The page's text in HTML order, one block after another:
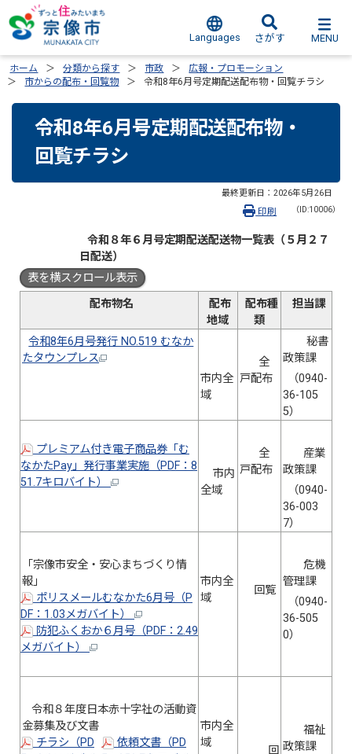
Languages さがす MENU
ホーム 分類から探す 市政
広報・プロモーション
市からの配布・回覧物
令和8年6月号定期配送配布物・回覧チラシ
令和8年6月号定期配送配布物・
回覧チラシ
最終更新日： 2026年5月26日
（ID:10006）
印刷
令和８年６月号定期配送配送物一覧表（５月２７
日配送）
表を横スクロール表示
配布物名
配布
地域
配布種
類
担当課
令和8年6月号発行 NO.519 むなか
たタウンプレス
市内全
域
全
戸配布
秘書
政策課
（0940-
36-105
5）
プレミアム付き電子商品券「む
なかたPay」発行事業実施（PDF：8
51.7キロバイト）
市内
全域
全
戸配布
産業
政策課
（0940-
36-003
7）
「宗像市安全・安心まちづくり情
報」
ポリスメールむなかた6月号（P
DF：1.03メガバイト）
防犯ふくおか６月号（PDF：2.49
メガバイト）
市内全
域
回覧
危機
管理課
（0940-
36-505
0）
令和８年度日本赤十字社の活動資
金募集及び文書
チラシ（PD
依頼文書（PD
市内全
域
回
福祉
政策課